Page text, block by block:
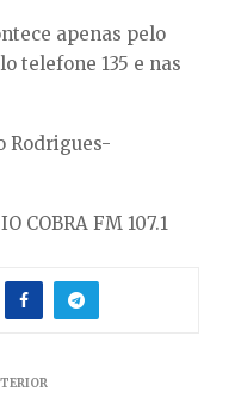
apenas pelo
telefone 135 e nas
Rodrigues-
COBRA FM 107.1